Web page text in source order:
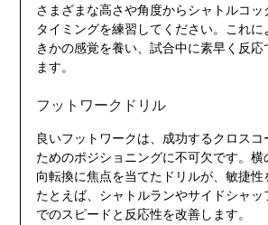
さまざまな高さや角度からシャトルコ
タイミングを練習してください。これ
きかの感覚を養い、試合中に素早く反応
ます。
フットワークドリル
良いフットワークは、成功するクロス
ためのポジショニングに不可欠です。
向転換に焦点を当てたドリルが、敏捷性
たとえば、シャトルランやサイドシャ
でのスピードと反応性を改善します。